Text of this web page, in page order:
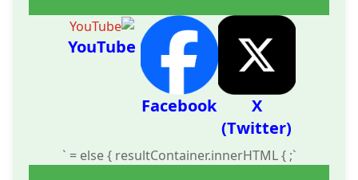
X
(Twitter)
Facebook
YouTube
`; } else { resultContainer.innerHTML = `